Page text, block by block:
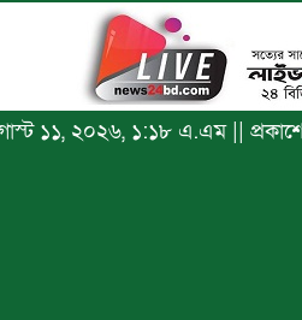
১১, ২০২৬, ১:১৮ এ.এম ||